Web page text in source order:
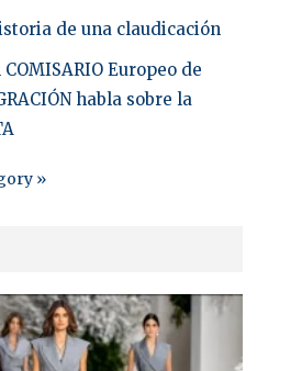
de una claudicación
Europeo de
habla sobre la
»